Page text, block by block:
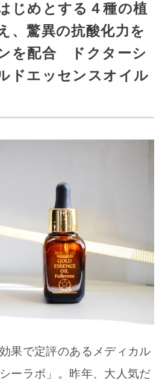
じめとする４種の植
、驚異の抗酸化力を
を配合 ドクターシ
ドエッセンスオイル
果で定評のあるメディカル
ーラボ」。昨年、大人気だ